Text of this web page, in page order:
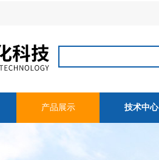
产品展示 技术中心